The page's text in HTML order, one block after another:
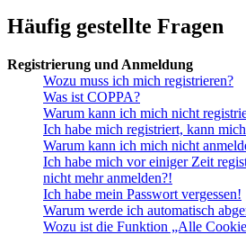
Häufig gestellte Fragen
Registrierung und Anmeldung
Wozu muss ich mich registrieren?
Was ist COPPA?
Warum kann ich mich nicht
Ich habe mich registriert, kann
Warum kann ich mich nicht
Ich habe mich vor einiger Zeit
nicht mehr anmelden?!
Ich habe mein Passwort vergessen!
Warum werde ich automatisch
Wozu ist die Funktion „Alle